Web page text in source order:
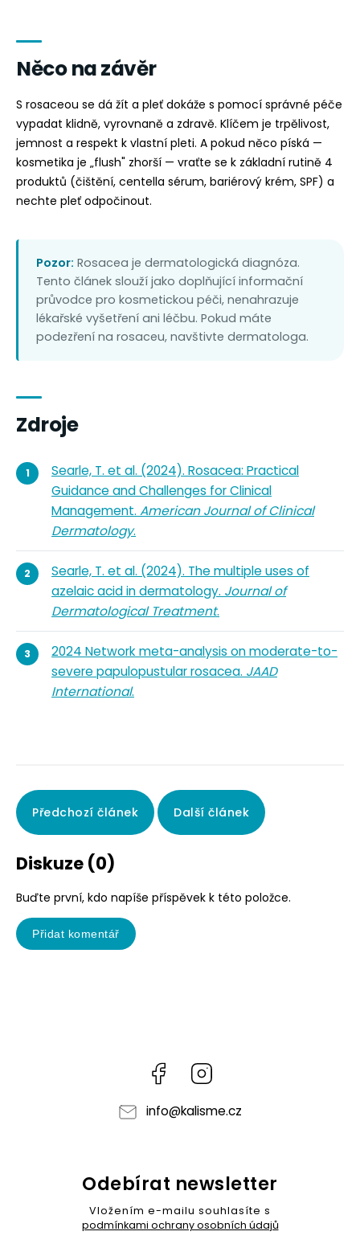
Něco na závěr
S rosaceou se dá žít a pleť dokáže s pomocí správné péče
vypadat klidně, vyrovnaně a zdravě. Klíčem je trpělivost,
jemnost a respekt k vlastní pleti. A pokud něco píská —
kosmetika je „flush" zhorší — vraťte se k základní rutině 4
produktů (čištění, centella sérum, bariérový krém, SPF) a
nechte pleť odpočinout.
Pozor: Rosacea je dermatologická diagnóza.
Tento článek slouží jako doplňující informační
průvodce pro kosmetickou péči, nenahrazuje
lékařské vyšetření ani léčbu. Pokud máte
podezření na rosaceu, navštivte dermatologa.
Zdroje
Searle, T. et al. (2024). Rosacea: Practical
Guidance and Challenges for Clinical
Management. American Journal of Clinical
Dermatology.
Searle, T. et al. (2024). The multiple uses of
azelaic acid in dermatology. Journal of
Dermatological Treatment.
2024 Network meta-analysis on moderate-to-
severe papulopustular rosacea. JAAD
International.
Předchozí článek Další článek
Diskuze (0)
Buďte první, kdo napíše příspěvek k této položce.
Přidat komentář
Facebook
info@kalisme.cz
Odebírat newsletter
Vložením e-mailu souhlasíte s
podmínkami ochrany osobních údajů